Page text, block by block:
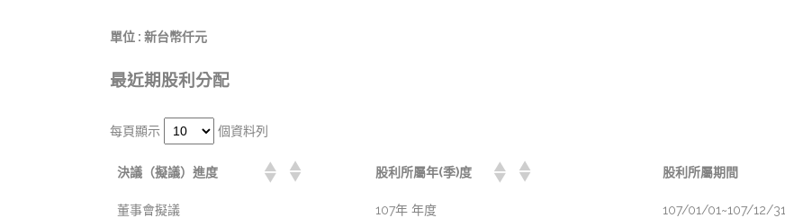
單位 : 新台幣仟元
最近期股利分配
每頁顯示 個資料列
決議（擬議）進度 股利所屬年(季)度 股利所屬期間
董事會擬議 107年 年度 107/01/01~107/12/31